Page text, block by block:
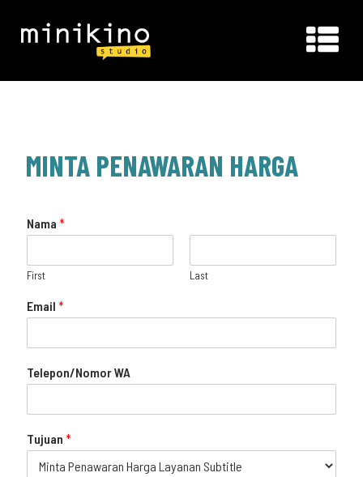
MINTA PENAWARAN HARGA
Nama *
First Last
Email *
Telepon/Nomor WA
Tujuan *